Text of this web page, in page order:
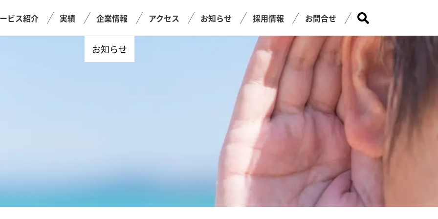
ビス紹介 実績 企業情報 アクセス お知らせ 採用情報 お問合せ
お知らせ